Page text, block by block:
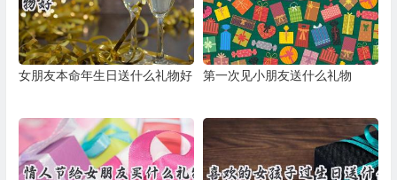
女朋友本命年生日送什么礼物好 第一次见小朋友送什么礼物